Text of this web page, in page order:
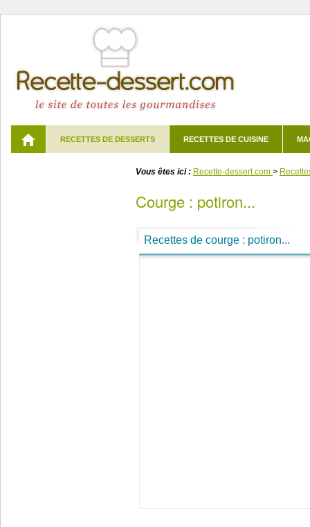
RECETTES DE DESSERTS RECETTES DE CUISINE
Vous êtes ici : Recette-dessert.com >
courge : potiron...
Recettes de courge : potiron...